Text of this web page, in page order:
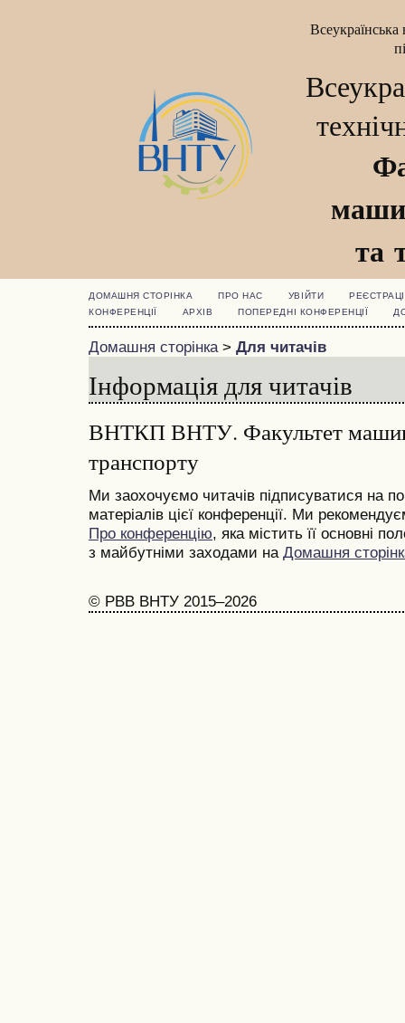
Всеукраїнська
та
ДОМАШНЯ СТОРІНКА ПРО НАС УВІЙТИ
КОНФЕРЕНЦІЇ
АРХІВ ПОПЕРЕДНІ КОНФЕРЕНЦІЇ
Домашня сторінка> Для читачів
Інформація для читачів
ВНТКП ВНТУ. Факультет
транспорту
Ми заохочуємо читачів підписуватися на
матеріалів цієї конференції. Ми
Про конференцію, яка містить її основні
з майбутніми заходами на Домашня
© РВВ ВНТУ 2015–2026